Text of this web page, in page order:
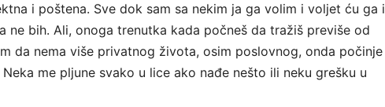
i poštena. Sve dok sam sa nekim ja ga volim i voljet ću ga i
ne bih. Ali, onoga trenutka kada počneš da tražiš previše od
da nema više privatnog života, osim poslovnog, onda počinje
me pljune svako u lice ako nađe nešto ili neku grešku u